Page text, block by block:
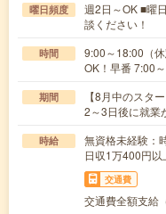
曜日頻度
週2日～OK ■曜
談ください！
時間
9:00～18:00（
OK！早番 7:00
期間
【8月中のスタ
2～3日後に就業
時給
無資格未経験
日収1万400円以
交通費
交通費全額支給